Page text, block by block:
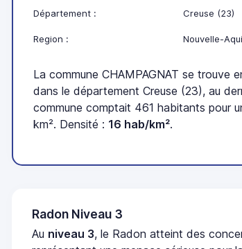
Département : Creuse (23)
Region : Nouvelle-
La commune CHAMPAGNAT se trouve
dans le département Creuse (23), au
commune comptait 461 habitants pour
km². Densité : 16 hab/km².
Radon Niveau 3
Au niveau 3, le Radon atteint des